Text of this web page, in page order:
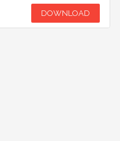
DOWNLOAD